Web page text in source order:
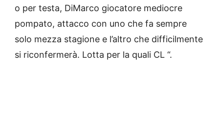
o per testa, DiMarco giocatore mediocre
pompato, attacco con uno che fa sempre
solo mezza stagione e l’altro che difficilmente
si riconfermerà. Lotta per la quali CL “.